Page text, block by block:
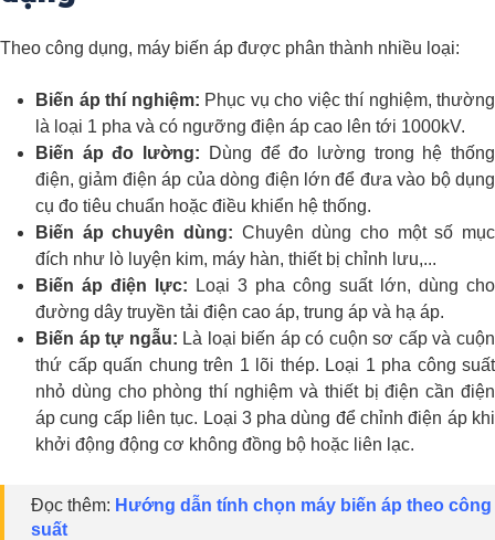
Theo công dụng, máy biến áp được phân thành nhiều loại:
Biến áp thí nghiệm: Phục vụ cho việc thí nghiệm, thường
là loại 1 pha và có ngưỡng điện áp cao lên tới 1000kV.
Biến áp đo lường: Dùng để đo lường trong hệ thống
điện, giảm điện áp của dòng điện lớn để đưa vào bộ dụng
cụ đo tiêu chuẩn hoặc điều khiển hệ thống.
Biến áp chuyên dùng: Chuyên dùng cho một số mục
đích như lò luyện kim, máy hàn, thiết bị chỉnh lưu,...
Biến áp điện lực: Loại 3 pha công suất lớn, dùng cho
đường dây truyền tải điện cao áp, trung áp và hạ áp.
Biến áp tự ngẫu: Là loại biến áp có cuộn sơ cấp và cuộn
thứ cấp quấn chung trên 1 lõi thép. Loại 1 pha công suất
nhỏ dùng cho phòng thí nghiệm và thiết bị điện cần điện
áp cung cấp liên tục. Loại 3 pha dùng để chỉnh điện áp khi
khởi động động cơ không đồng bộ hoặc liên lạc.
Đọc thêm: Hướng dẫn tính chọn máy biến áp theo công
suất